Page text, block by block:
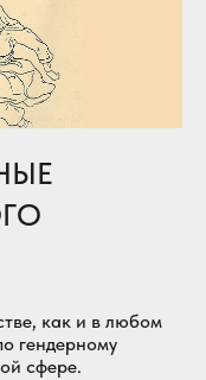
как и в любом
гендерному
сфере.